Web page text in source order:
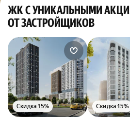
ЖК С УНИКАЛЬНЫМИ
ОТ ЗАСТРОЙЩИКОВ
Скидка 15% Скидка 15%